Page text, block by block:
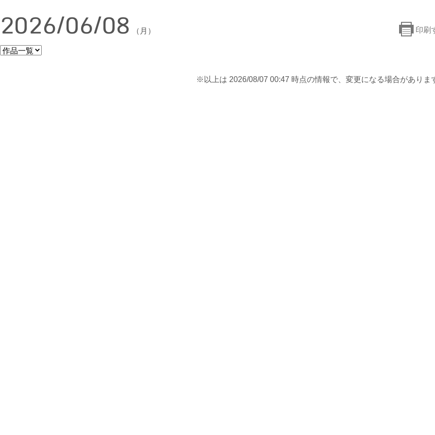
印刷
2026/06/08 （月）
※以上は 2026/08/07 00:47 時点の情報で、変更になる場合がありま